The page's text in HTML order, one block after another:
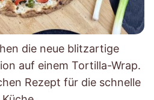
die neue blitzartige
auf einem Tortilla-Wrap.
Rezept für die schnelle